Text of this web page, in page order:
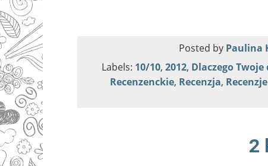
Posted by Paulina
Labels: 10/10, 2012, Dlaczego
Recenzenckie, Recenzja,
2